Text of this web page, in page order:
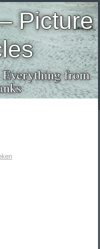
Picture
Everything from